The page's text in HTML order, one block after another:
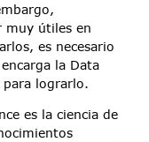
muy útiles en
es necesario
la Data
para lograrlo.
es la ciencia de